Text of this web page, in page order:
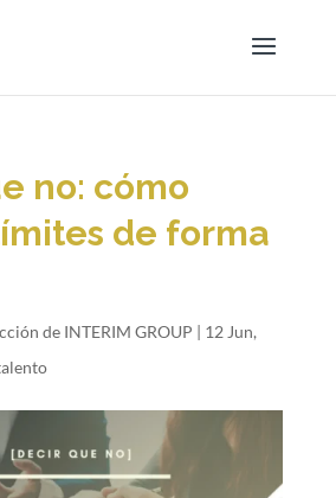
no: cómo
de forma
de INTERIM GROUP | 12 Jun,